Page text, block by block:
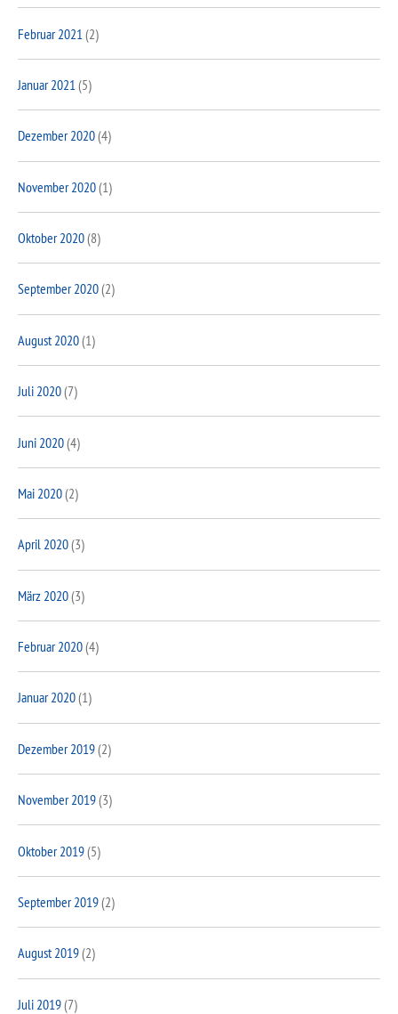
Februar 2021 (2)
Januar 2021 (5)
Dezember 2020(4)
November 2020(1)
Oktober 2020(8)
September 2020(2)
August 2020(1)
Juli 2020(7)
Juni 2020(4)
Mai 2020(2)
April 2020(3)
März 2020(3)
Februar 2020(4)
Januar 2020(1)
Dezember 2019(2)
November 2019(3)
Oktober 2019(5)
September 2019(2)
August 2019(2)
Juli 2019(7)